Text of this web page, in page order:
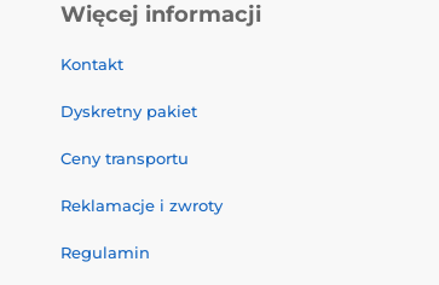
Więcej informacji
Kontakt
Dyskretny pakiet
Ceny transportu
Reklamacje i zwroty
Regulamin